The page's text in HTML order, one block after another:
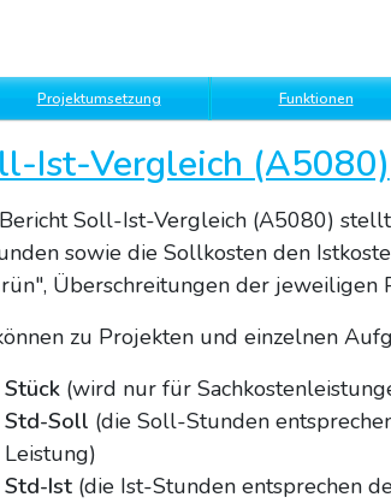
Projektumsetzung Funktionen
Ist-Vergleich (A5080)
Soll-Ist-Vergleich (A5080)
sowie die Sollkosten den
Überschreitungen der jeweiligen
zu Projekten und einzelnen
Stück(wird nur für
Std-Soll (die Soll-Stunden
Leistung)
Std-Ist(die Ist-Stunden entsprechen